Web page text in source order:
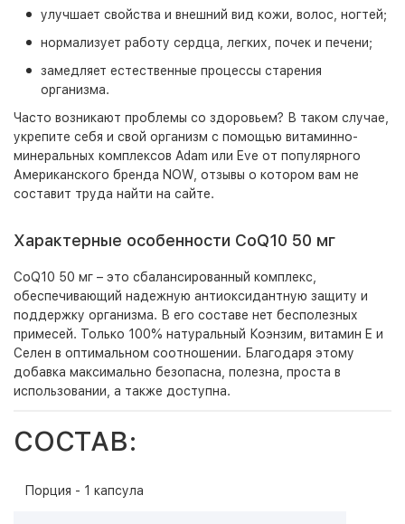
улучшает свойства и внешний вид кожи, волос, ногтей;
нормализует работу сердца, легких, почек и печени;
замедляет естественные процессы старения
организма.
Часто возникают проблемы со здоровьем? В таком случае,
укрепите себя и свой организм с помощью витаминно-
минеральных комплексов Adam или Eve от популярного
Американского бренда NOW, отзывы о котором вам не
составит труда найти на сайте.
Характерные особенности CoQ10 50 мг
CoQ10 50 мг – это сбалансированный комплекс,
обеспечивающий надежную антиоксидантную защиту и
поддержку организма. В его составе нет бесполезных
примесей. Только 100% натуральный Коэнзим, витамин E и
Селен в оптимальном соотношении. Благодаря этому
добавка максимально безопасна, полезна, проста в
использовании, а также доступна.
СОСТАВ:
Порция - 1 капсула